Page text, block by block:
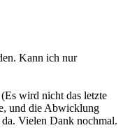
Kann ich nur
wird nicht das letzte
und die Abwicklung
Vielen Dank nochmal.